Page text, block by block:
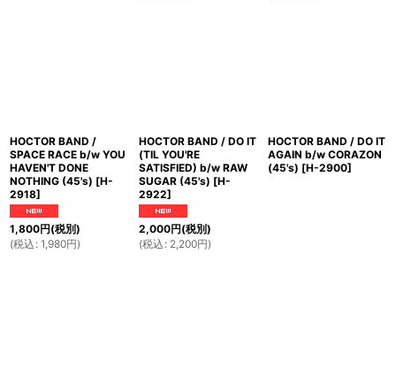
HOCTOR BAND /
SPACE RACE b/w YOU
HAVEN'T DONE
NOTHING (45's) [H-
2918]
1,800円(税別)
(税込 : 1,980円)
HOCTOR BAND / DO IT
(TIL YOU'RE
SATISFIED) b/w RAW
SUGAR (45's) [H-
2922]
2,000円(税別)
(税込 : 2,200円)
HOCTOR BAND / DO IT
AGAIN b/w CORAZON
(45's) [H-2900]